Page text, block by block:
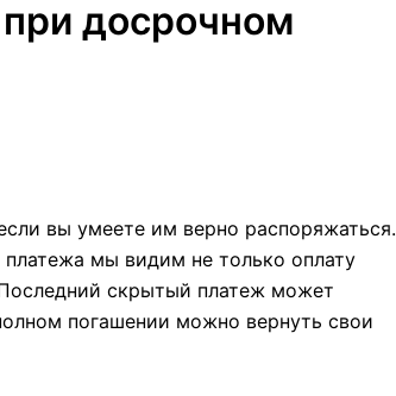
при досрочном
вы умеете им верно распоряжаться.
мы видим не только оплату
скрытый платеж может
погашении можно вернуть свои